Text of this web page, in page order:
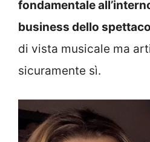
fondamentale
business dello
di vista musicale ma
sicuramente sì.